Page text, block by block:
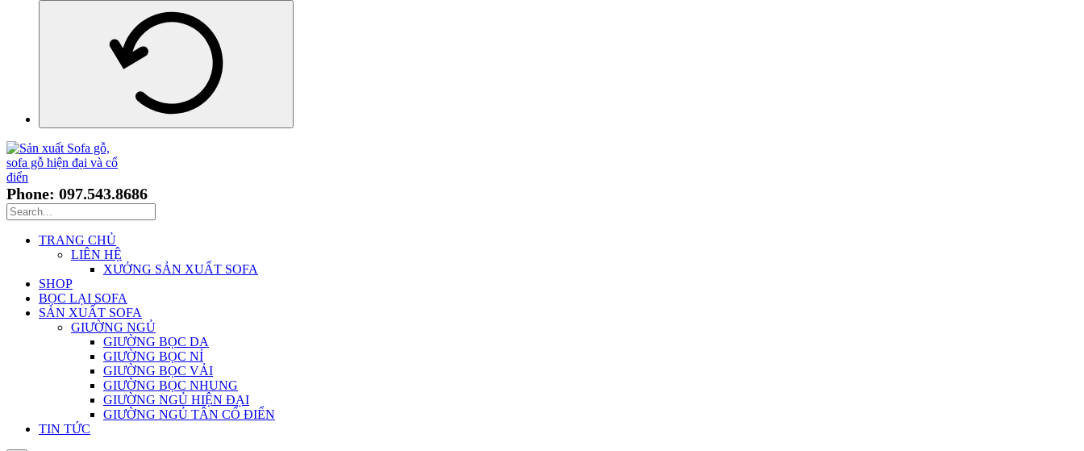
Phone: 097.543.8686
TRANG CHỦ
LIÊN HỆ
XƯỞNG SẢN XUẤT SOFA
SHOP
BỌC LẠI SOFA
SẢN XUẤT SOFA
GIƯỜNG NGỦ
GIƯỜNG BỌC DA
GIƯỜNG BỌC NỈ
GIƯỜNG BỌC VẢI
GIƯỜNG BỌC NHUNG
GIƯỜNG NGỦ HIỆN ĐẠI
GIƯỜNG NGỦ TÂN CỔ ĐIỂN
TIN TỨC